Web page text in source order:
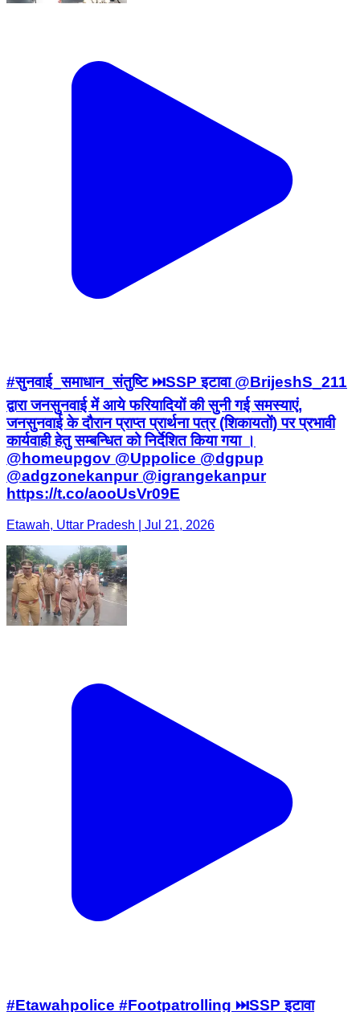
#सुनवाई_समाधान_संतुष्टि ⏭️SSP इटावा @BrijeshS_211
द्वारा जनसुनवाई में आये फरियादियों की सुनी गई समस्याएं,
जनसुनवाई के दौरान प्राप्त प्रार्थना पत्र (शिकायतों) पर प्रभावी
कार्यवाही हेतु सम्बन्धित को निर्देशित किया गया ।
@homeupgov @Uppolice @dgpup
@adgzonekanpur @igrangekanpur
https://t.co/aooUsVr09E
Etawah, Uttar Pradesh | Jul 21, 2026
#Etawahpolice #Footpatrolling ⏭️SSP इटावा